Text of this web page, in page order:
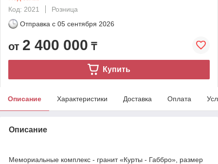
Код: 2021
Розница
Отправка с 05 сентября 2026
от 2 400 000 ₸
Купить
Описание Характеристики Доставка Оплата
Описание
Мемориальные комплекс - гранит «Курты - Габбро», размер